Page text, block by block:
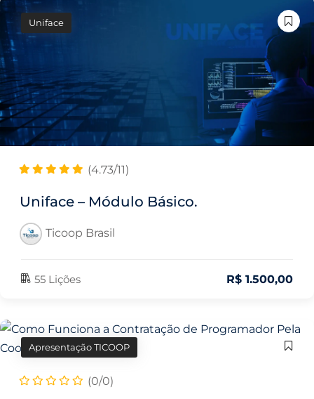
Uniface
(4.73/11)
Uniface – Módulo Básico.
Ticoop Brasil
55 Lições R$ 1.500,00
Apresentação TICOOP
(0/0)